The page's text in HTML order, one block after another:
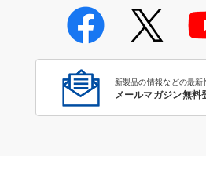
新製品の情報などの最
メールマガジン無料